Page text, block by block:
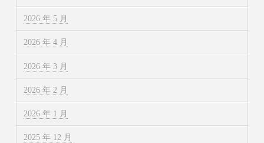
2026 年 5 月
2026 年 4 月
2026 年 3 月
2026 年 2 月
2026 年 1 月
2025 年 12 月